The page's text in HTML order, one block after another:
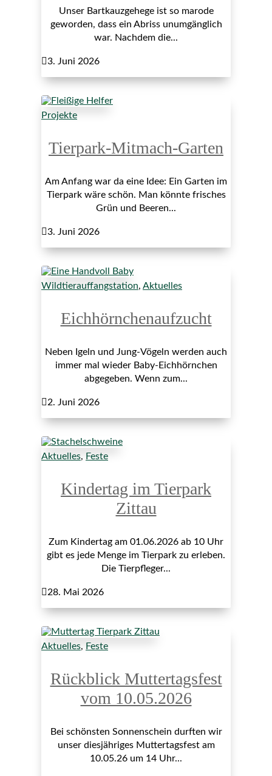
Unser Bartkauzgehege ist so marode
geworden, dass ein Abriss unumgänglich
war. Nachdem die...
3. Juni 2026
Projekte
Tierpark-Mitmach-Garten
Am Anfang war da eine Idee: Ein Garten im
Tierpark wäre schön. Man könnte frisches
Grün und Beeren...
3. Juni 2026
Wildtierauffangstation, Aktuelles
Eichhörnchenaufzucht
Neben Igeln und Jung-Vögeln werden auch
immer mal wieder Baby-Eichhörnchen
abgegeben. Wenn zum...
2. Juni 2026
Aktuelles, Feste
Kindertag im Tierpark
Zittau
Zum Kindertag am 01.06.2026 ab 10 Uhr
gibt es jede Menge im Tierpark zu erleben.
Die Tierpfleger...
28. Mai 2026
Aktuelles, Feste
Rückblick Muttertagsfest
vom 10.05.2026
Bei schönsten Sonnenschein durften wir
unser diesjähriges Muttertagsfest am
10.05.26 um 14 Uhr...